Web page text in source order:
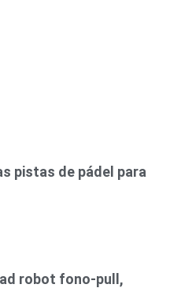
pistas de pádel para
robot fono-pull,